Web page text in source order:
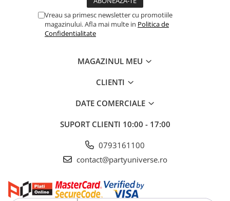
Vreau sa primesc newsletter cu promotiile
magazinului. Afla mai multe in Politica de
Confidentialitate
MAGAZINUL MEU
CLIENTI
DATE COMERCIALE
SUPORT CLIENTI 10:00 - 17:00
0793161100
contact@partyuniverse.ro